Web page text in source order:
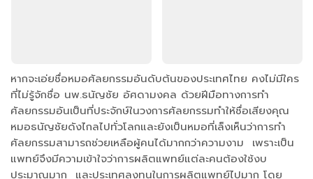
หากจะเอ่ยชื่อหมอศัลยกรรมอันดับต้นของประเทศไทย คงไม่มีใคร
ที่ไม่รู้จักชื่อ นพ.ธนัญชัย อัศดามงคล ด้วยฝีมือทางการทำ
ศัลยกรรมอันเป็นที่ประจักษ์ในวงการศัลยกรรมทำให้ชื่อเสียงคุณ
หมอธนัญชัยดังไกลไปทั่วโลกและยังเป็นหมอที่เล็งเห็นว่าการทำ
ศัลยกรรมสามารถช่วยเหลือผู้คนได้มากกว่าความงาม เพราะเป็น
แพทย์จึงมีความเข้าใจว่าการผลิตแพทย์แต่ละคนต้องใช้งบ
ประมาณมาก และประเทศลงทุนในการผลิตแพทย์ไปมาก โดย